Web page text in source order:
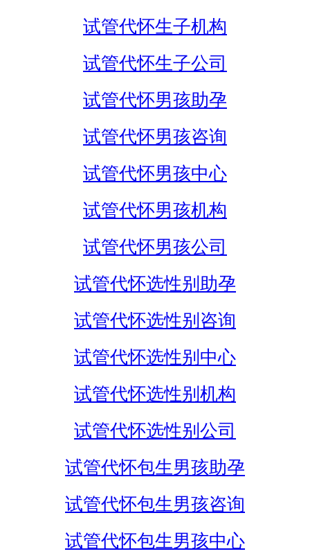
试管代怀生子机构
试管代怀生子公司
试管代怀男孩助孕
试管代怀男孩咨询
试管代怀男孩中心
试管代怀男孩机构
试管代怀男孩公司
试管代怀选性别助孕
试管代怀选性别咨询
试管代怀选性别中心
试管代怀选性别机构
试管代怀选性别公司
试管代怀包生男孩助孕
试管代怀包生男孩咨询
试管代怀包生男孩中心